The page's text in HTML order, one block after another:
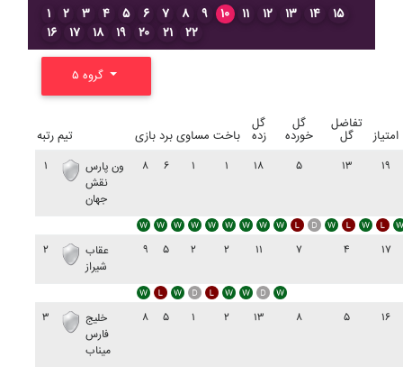
۱ ۲ ۳ ۴ ۵ ۶ ۷ ۸ ۹ ۱۰ ۱۱ ۱۲ ۱۳ ۱۴
۱۵
۱۶
۱۷ ۱۸ ۱۹ ۲۰ ۲۱ ۲۲
رتبه تیم بازی برد مساوی باخت
گل
زده
گل
خورده
تفاضل
گل امتیاز
۱
ون پارس
نقش
جهان
۸ ۶ ۱ ۱ ۱۸ ۵ ۱۳ ۱۹
۲
عقاب
شيراز
۹ ۵ ۲ ۲ ۱۱ ۷ ۴ ۱۷
۳
خليج
فارس
ميناب
۸ ۵ ۱ ۲ ۱۳ ۸ ۵ ۱۶